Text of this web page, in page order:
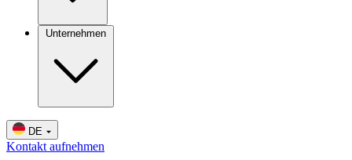
Unternehmen
DE
Kontakt aufnehmen